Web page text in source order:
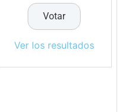
Ver los resultados